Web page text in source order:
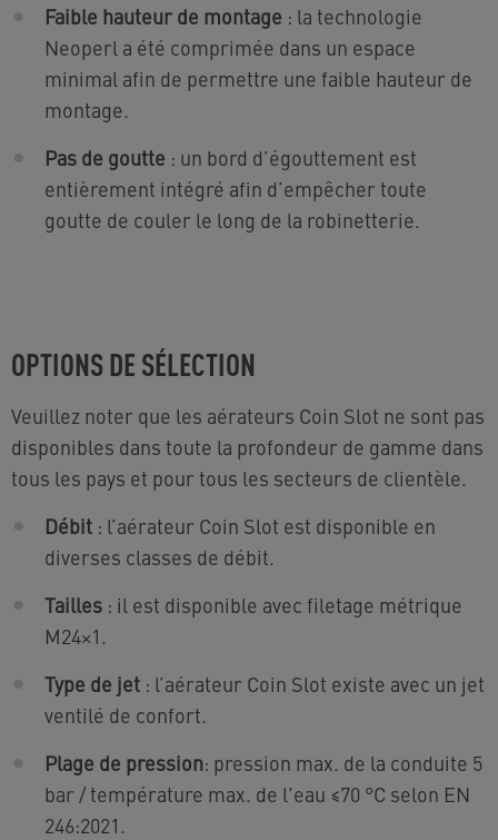
Faible hauteur de montage : la technologie
Neoperl a été comprimée dans un espace
minimal afin de permettre une faible hauteur de
montage.
Pas de goutte : un bord d’égouttement est
entièrement intégré afin d’empêcher toute
goutte de couler le long de la robinetterie.
OPTIONS DE SÉLECTION
Veuillez noter que les aérateurs Coin Slot ne sont pas
disponibles dans toute la profondeur de gamme dans
tous les pays et pour tous les secteurs de clientèle.
Débit : l’aérateur Coin Slot est disponible en
diverses classes de débit.
Tailles : il est disponible avec filetage métrique
M24×1.
Type de jet : l’aérateur Coin Slot existe avec un jet
ventilé de confort.
Plage de pression: pression max. de la conduite 5
bar / température max. de l'eau ≤70 °C selon EN
246:2021.